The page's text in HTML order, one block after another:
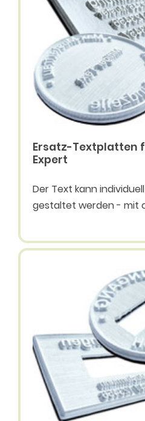
Ersatz-Textplatten
Expert
Der Text kann
gestaltet werden - mit